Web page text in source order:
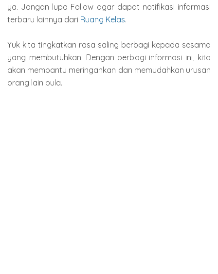
ya. Jangan lupa Follow agar dapat notifikasi informasi
terbaru lainnya dari Ruang Kelas.
Yuk kita tingkatkan rasa saling berbagi kepada sesama
yang membutuhkan. Dengan berbagi informasi ini, kita
akan membantu meringankan dan memudahkan urusan
orang lain pula.